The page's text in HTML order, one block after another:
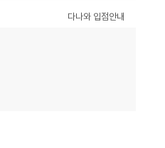
다나와 입점안내